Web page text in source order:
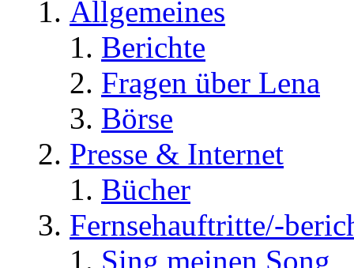
Allgemeines
Berichte
Fragen über Lena
Börse
Presse & Internet
Bücher
Fernsehauftritte/-
Sing meinen Song